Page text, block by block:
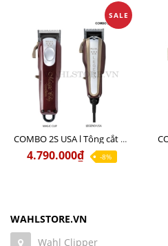
SALE
COMBO 2S USA l Tông cắt LEGEND USA CÓ DÂY 220V + Tông pin MAGIC CLIP
4.790.000₫ -8%
WAHLSTORE.VN
Wahl Clipper